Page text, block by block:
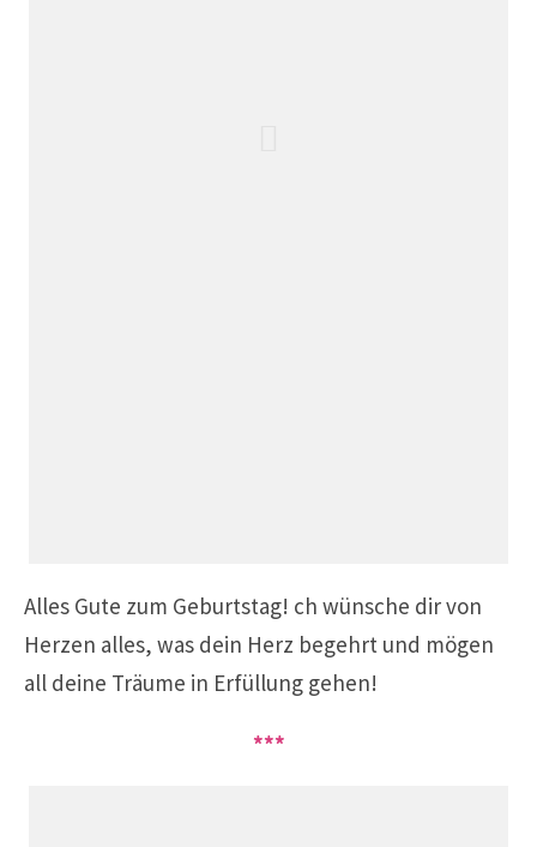
Alles Gute zum Geburtstag! ch wünsche dir von
Herzen alles, was dein Herz begehrt und mögen
all deine Träume in Erfüllung gehen!
***